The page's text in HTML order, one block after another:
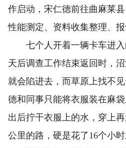
作启动，宋仁德前往曲麻莱
性能测定、资料收集整理、报
七个人开着一辆卡车进入
天后调查工作结束返回时，
就会陷进去，而草原上找不
德和同事只能将衣服装在麻
出后拧干衣服上的水，穿上
公里的路，硬是花了16个小时